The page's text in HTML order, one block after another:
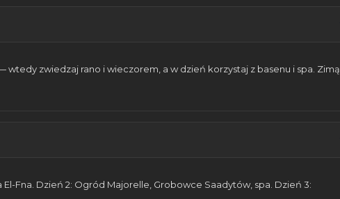
zwiedzaj rano i wieczorem, a w dzień korzystaj z basenu i spa. Zimą
Fna. Dzień 2: Ogród Majorelle, Grobowce Saadytów, spa. Dzień 3: